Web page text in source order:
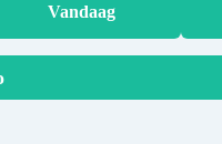
Vandaag